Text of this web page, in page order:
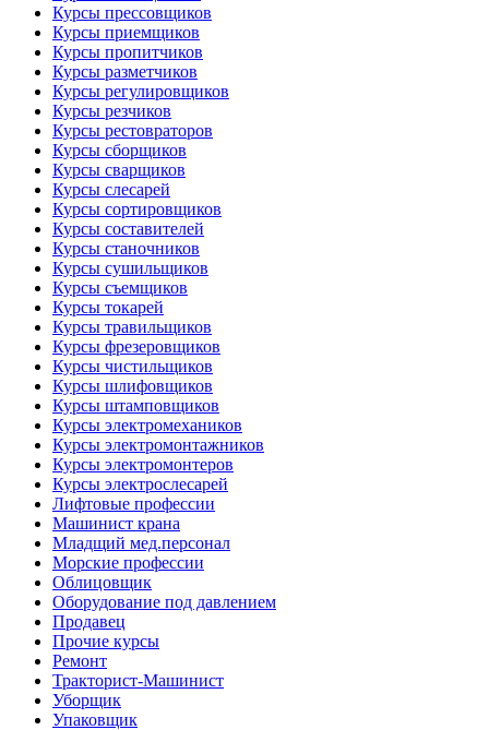
Курсы прессовщиков
Курсы приемщиков
Курсы пропитчиков
Курсы разметчиков
Курсы регулировщиков
Курсы резчиков
Курсы рестовраторов
Курсы сборщиков
Курсы сварщиков
Курсы слесарей
Курсы сортировщиков
Курсы составителей
Курсы станочников
Курсы сушильщиков
Курсы съемщиков
Курсы токарей
Курсы травильщиков
Курсы фрезеровщиков
Курсы чистильщиков
Курсы шлифовщиков
Курсы штамповщиков
Курсы электромехаников
Курсы электромонтажников
Курсы электромонтеров
Курсы электрослесарей
Лифтовые профессии
Машинист крана
Младщий мед.персонал
Морские профессии
Облицовщик
Оборудование под давлением
Продавец
Прочие курсы
Ремонт
Тракторист-Машинист
Уборщик
Упаковщик